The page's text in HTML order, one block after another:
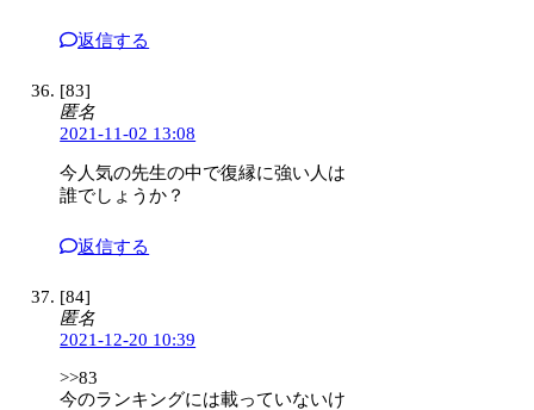
返信する
[83]
匿名
2021-11-02 13:08
今人気の先生の中で復縁に強い人は
誰でしょうか？
返信する
[84]
匿名
2021-12-20 10:39
>>83
今のランキングには載っていないけ